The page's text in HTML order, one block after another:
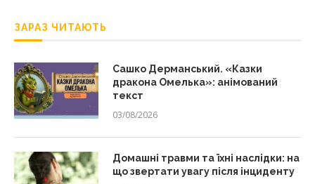
ЗАРАЗ ЧИТАЮТЬ
Сашко Дерманський. «Казки
дракона Омелька»: анімований
текст
03/08/2026
Домашні травми та їхні наслідки: на
що звертати увагу після інциденту